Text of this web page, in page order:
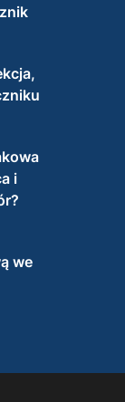
i
we